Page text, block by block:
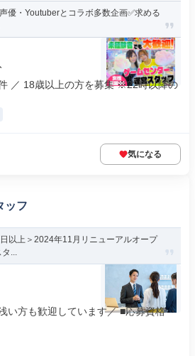
優・Youtuberとコラボ多数企画✅求める
／ 18歳以上の方を募集 ※22時以降の
気になる
ッフ
以上＞2024年11月リニューアルオープ
...
い方も歓迎しています／ ■応募資格 ・